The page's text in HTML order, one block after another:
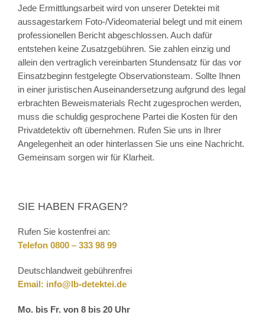
Jede Ermittlungsarbeit wird von unserer Detektei mit
aussagestarkem Foto-/Videomaterial belegt und mit einem
professionellen Bericht abgeschlossen. Auch dafür
entstehen keine Zusatzgebühren. Sie zahlen einzig und
allein den vertraglich vereinbarten Stundensatz für das vor
Einsatzbeginn festgelegte Observationsteam. Sollte Ihnen
in einer juristischen Auseinandersetzung aufgrund des legal
erbrachten Beweismaterials Recht zugesprochen werden,
muss die schuldig gesprochene Partei die Kosten für den
Privatdetektiv oft übernehmen. Rufen Sie uns in Ihrer
Angelegenheit an oder hinterlassen Sie uns eine Nachricht.
Gemeinsam sorgen wir für Klarheit.
SIE HABEN FRAGEN?
Rufen Sie kostenfrei an:
Telefon 0800 – 333 98 99
Deutschlandweit gebührenfrei
Email: info@lb-detektei.de
Mo. bis Fr. von 8 bis 20 Uhr